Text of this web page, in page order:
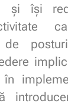
și își
de